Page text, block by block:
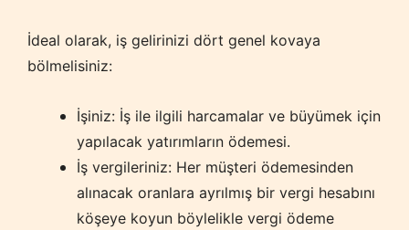
İdeal olarak, iş gelirinizi dört genel kovaya
bölmelisiniz:
İşiniz: İş ile ilgili harcamalar ve büyümek için
yapılacak yatırımların ödemesi.
İş vergileriniz: Her müşteri ödemesinden
alınacak oranlara ayrılmış bir vergi hesabını
köşeye koyun böylelikle vergi ödeme